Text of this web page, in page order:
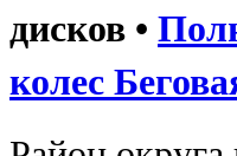
дисков •
колес